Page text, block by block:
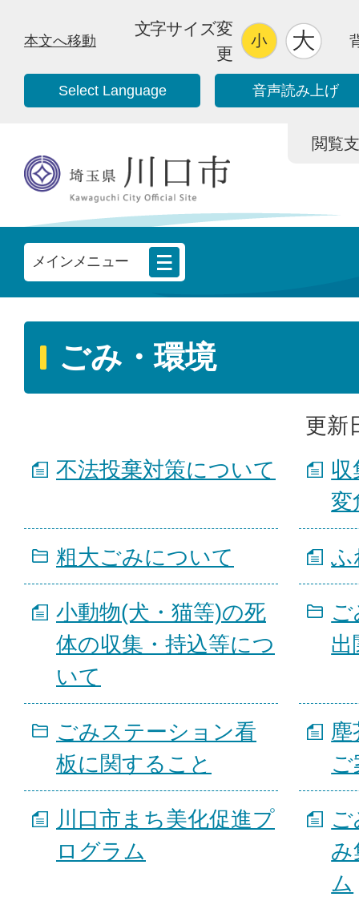
本文へ移動
文字サイズ変
更
Select Language 音声読み上げ
閲覧
メインメニュー
ごみ・環境
更新
不法投棄対策について
収
変
粗大ごみについて ふ
小動物(犬・猫等)の死
体の収集・持込等につ
いて
出
ごみステーション看
板に関すること
塵
川口市まち美化促進プ
ログラム
み
ム